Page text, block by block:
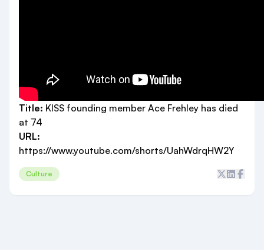
Title: KISS founding member Ace Frehley has died
at 74
URL:
https://www.youtube.com/shorts/UahWdrqHW2Y
Culture